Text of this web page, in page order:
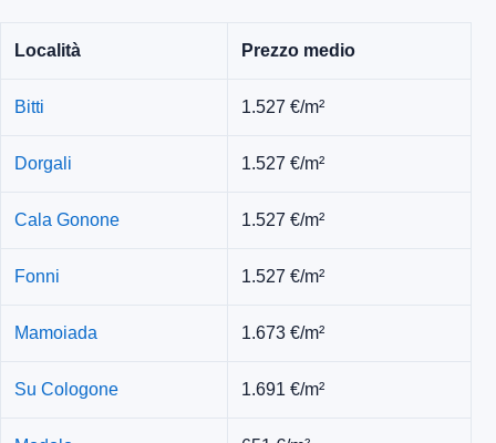
Località Prezzo medio
Bitti 1.527 €/m²
Dorgali 1.527 €/m²
Cala Gonone 1.527 €/m²
Fonni 1.527 €/m²
Mamoiada 1.673 €/m²
Su Cologone 1.691 €/m²